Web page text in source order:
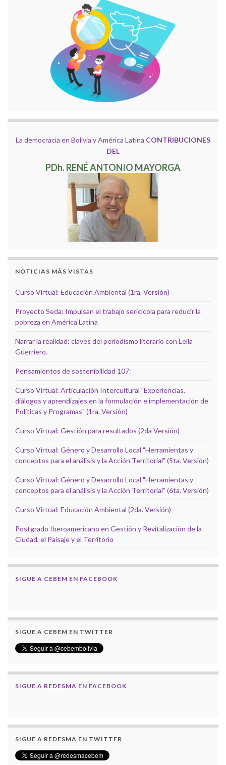
La democracia en Bolivia y América Latina CONTRIBUCIONES
DEL
PDh. RENÉ ANTONIO MAYORGA
NOTICIAS MÁS VISTAS
Curso Virtual: Educación Ambiental (1ra. Versión)
Proyecto Seda: Impulsan el trabajo sericícola para reducir la
pobreza en América Latina
Narrar la realidad: claves del periodismo literario con Leila
Guerriero.
Pensamientos de sostenibilidad 107:
Curso Virtual: Articulación Intercultural "Experiencias,
diálogos y aprendizajes en la formulación e implementación de
Políticas y Programas" (1ra. Versión)
Curso Virtual: Gestión para resultados (2da Versión)
Curso Virtual: Género y Desarrollo Local "Herramientas y
conceptos para el análisis y la Acción Territorial" (5ta. Versión)
Curso Virtual: Género y Desarrollo Local "Herramientas y
conceptos para el análisis y la Acción Territorial" (6ta. Versión)
Curso Virtual: Educación Ambiental (2da. Versión)
Postgrado Iberoamericano en Gestión y Revitalización de la
Ciudad, el Paisaje y el Territorio
SIGUE A CEBEM EN FACEBOOK
SIGUE A CEBEM EN TWITTER
SIGUE A REDESMA EN FACEBOOK
SIGUE A REDESMA EN TWITTER